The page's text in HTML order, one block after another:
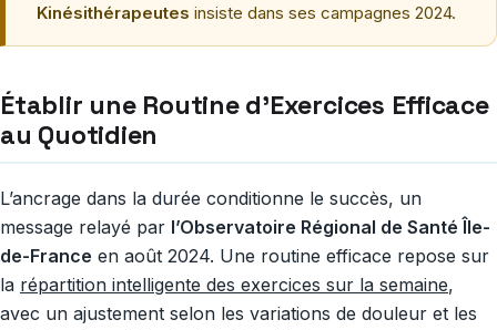
Kinésithérapeutes insiste dans ses campagnes 2024.
Établir une Routine d’Exercices Efficace
au Quotidien
L’ancrage dans la durée conditionne le succès, un
message relayé par l’Observatoire Régional de Santé Île-
de-France en août 2024. Une routine efficace repose sur
la répartition intelligente des exercices sur la semaine,
avec un ajustement selon les variations de douleur et les